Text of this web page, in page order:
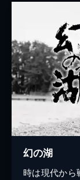
幻の湖
時は現代から